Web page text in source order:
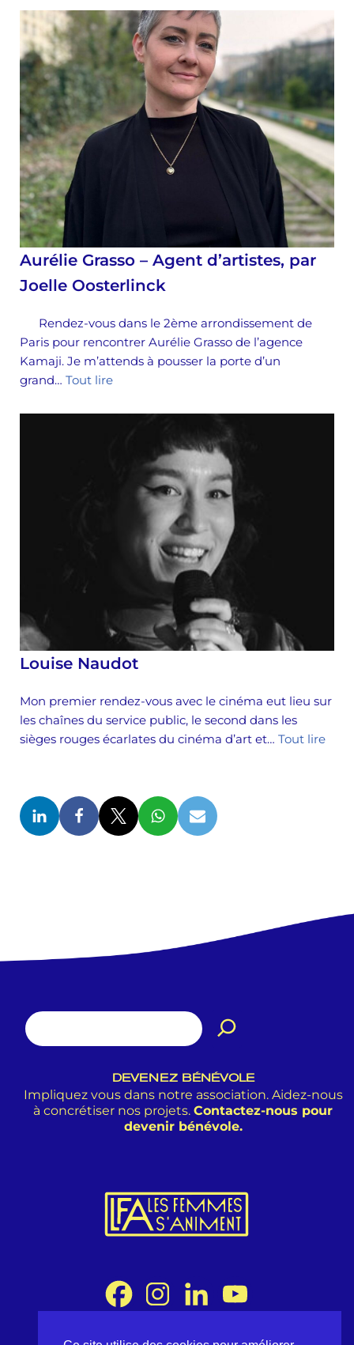
Aurélie Grasso – Agent d’artistes, par
Joelle Oosterlinck
Rendez-vous dans le 2ème arrondissement de
Paris pour rencontrer Aurélie Grasso de l’agence
Kamaji. Je m’attends à pousser la porte d’un
grand… Tout lire
Louise Naudot
Mon premier rendez-vous avec le cinéma eut lieu sur
les chaînes du service public, le second dans les
sièges rouges écarlates du cinéma d’art et… Tout lire
DEVENEZ BÉNÉVOLE
Impliquez vous dans notre association. Aidez-nous
à concrétiser nos projets. Contactez-nous pour
devenir bénévole.